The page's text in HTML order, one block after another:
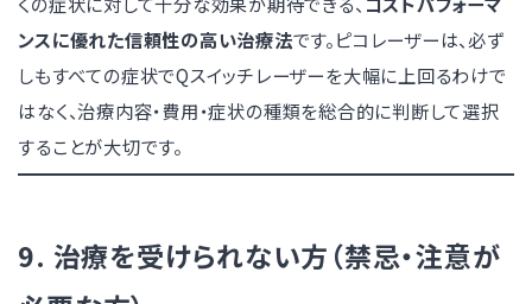
ンスに優れた信頼性の高い治療法です。ピコレーザーは、必ず
しもすべての症状でQスイッチレーザーを大幅に上回るわけで
はなく、治療内容・費用・症状の種類を総合的に判断して選択
することが大切です。
9. 治療を受けられない方（禁忌・注意が